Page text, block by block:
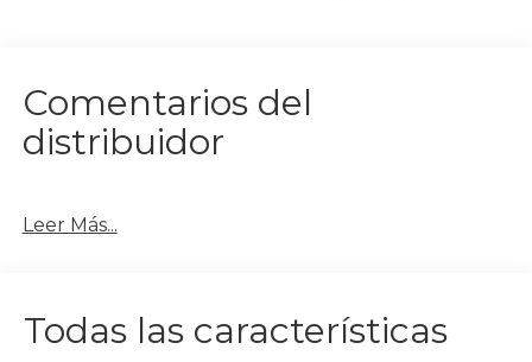
Comentarios del
distribuidor
Leer Más...
Todas las características